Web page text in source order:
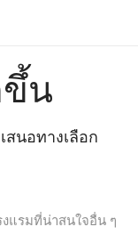
น
สนอทางเลือก
แรมที่น่าสนใจอื่น ๆ